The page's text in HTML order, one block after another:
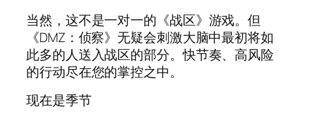
当然，这不是一对一的《战区》游戏。但
《DMZ：侦察》无疑会刺激大脑中最初将如
此多的人送入战区的部分。快节奏、高风险
的行动尽在您的掌控之中。
现在是季节